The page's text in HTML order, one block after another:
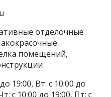
отделочные
помещений,
19:00, Вт: с 10:00 до
с 10:00 до 19:00, Пт: с